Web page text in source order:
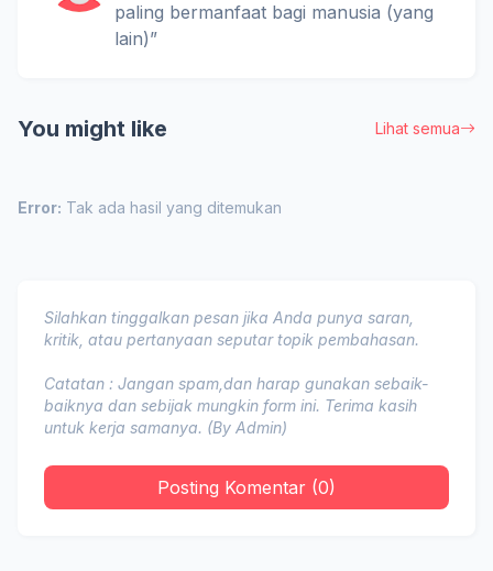
paling bermanfaat bagi manusia (yang
lain)”
You might like Lihat semua
Error: Tak ada hasil yang ditemukan
Silahkan tinggalkan pesan jika Anda punya saran,
kritik, atau pertanyaan seputar topik pembahasan.
Catatan : Jangan spam,dan harap gunakan sebaik-
baiknya dan sebijak mungkin form ini. Terima kasih
untuk kerja samanya. (By Admin)
Posting Komentar (0)